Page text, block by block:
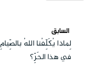
السابق
لِماذا يُكَلِّفُنا اللهُ بالصِّيامِ
في هذا الحَرِّ؟